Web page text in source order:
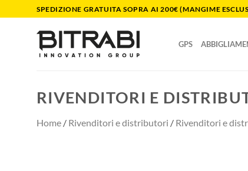
ai
contenuti
SPEDIZIONE GRATUITA SOPRA AI 200€ (MANGIME
GPS
RIVENDITORI E
Home / Rivenditori e distributori / Rivenditori e